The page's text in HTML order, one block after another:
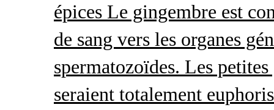
épices Le gingembre est
de sang vers les organes
spermatozoïdes. Les
seraient totalement